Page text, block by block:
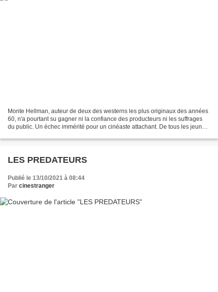
Monte Hellman, auteur de deux des westerns les plus originaux des années
60, n'a pourtant su gagner ni la confiance des producteurs ni les suffrages
du public. Un échec immérité pour un cinéaste attachant. De tous les jeunes
LES PREDATEURS
Publié le 13/10/2021 à 08:44
Par cinestranger